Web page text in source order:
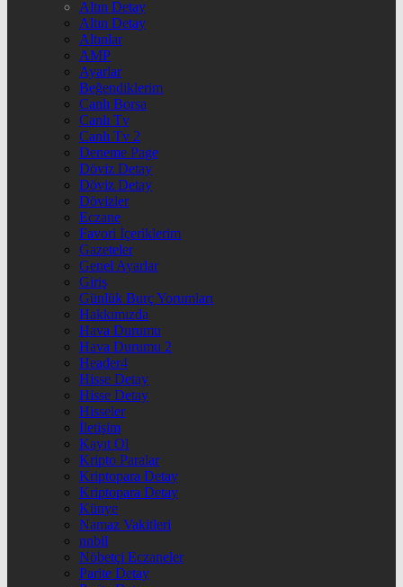
Altın Detay
Altın Detay
Altınlar
AMP
Ayarlar
Beğendiklerim
Canlı Borsa
Canlı Tv
Canlı Tv 2
Deneme Page
Döviz Detay
Döviz Detay
Dövizler
Eczane
Favori İçeriklerim
Gazeteler
Genel Ayarlar
Giriş
Günlük Burç Yorumları
Hakkımızda
Hava Durumu
Hava Durumu 2
Header4
Hisse Detay
Hisse Detay
Hisseler
İletişim
Kayıt Ol
Kripto Paralar
Kriptopara Detay
Kriptopara Detay
Künye
Namaz Vakitleri
nnbil
Nöbetçi Eczaneler
Parite Detay